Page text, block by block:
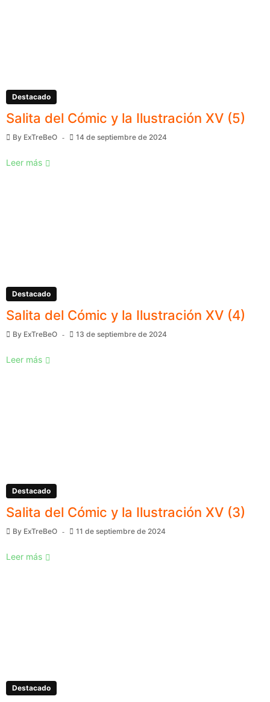
Destacado
Salita del Cómic y la Ilustración XV (5)
By ExTreBeO 14 de septiembre de 2024
Leer más
Destacado
Salita del Cómic y la Ilustración XV (4)
By ExTreBeO 13 de septiembre de 2024
Leer más
Destacado
Salita del Cómic y la Ilustración XV (3)
By ExTreBeO 11 de septiembre de 2024
Leer más
Destacado